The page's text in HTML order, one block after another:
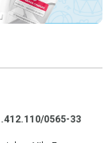
0565-33